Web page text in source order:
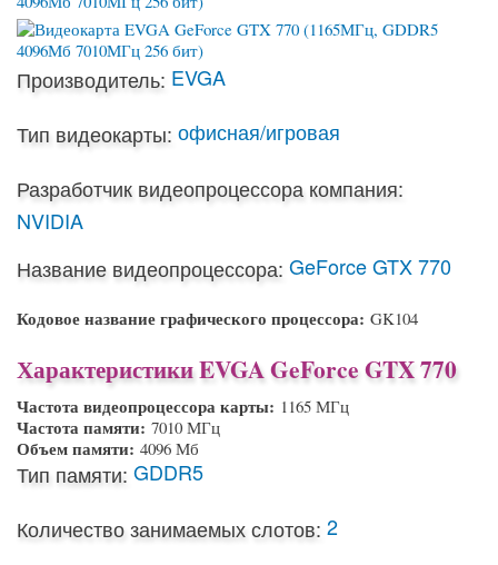
Производитель: EVGA
Тип видеокарты: офисная/игровая
Разработчик видеопроцессора компания:
NVIDIA
Название видеопроцессора: GeForce GTX 770
Кодовое название графического процессора: GK104
Характеристики EVGA GeForce GTX 770
Частота видеопроцессора карты: 1165 МГц
Частота памяти: 7010 МГц
Объем памяти: 4096 Мб
Тип памяти: GDDR5
Количество занимаемых слотов: 2